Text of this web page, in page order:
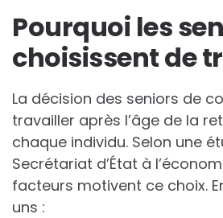
Pourquoi les
choisissent de
La décision des seniors de
travailler après l’âge de la
chaque individu. Selon une
Secrétariat d’État à
facteurs motivent ce choix.
uns :